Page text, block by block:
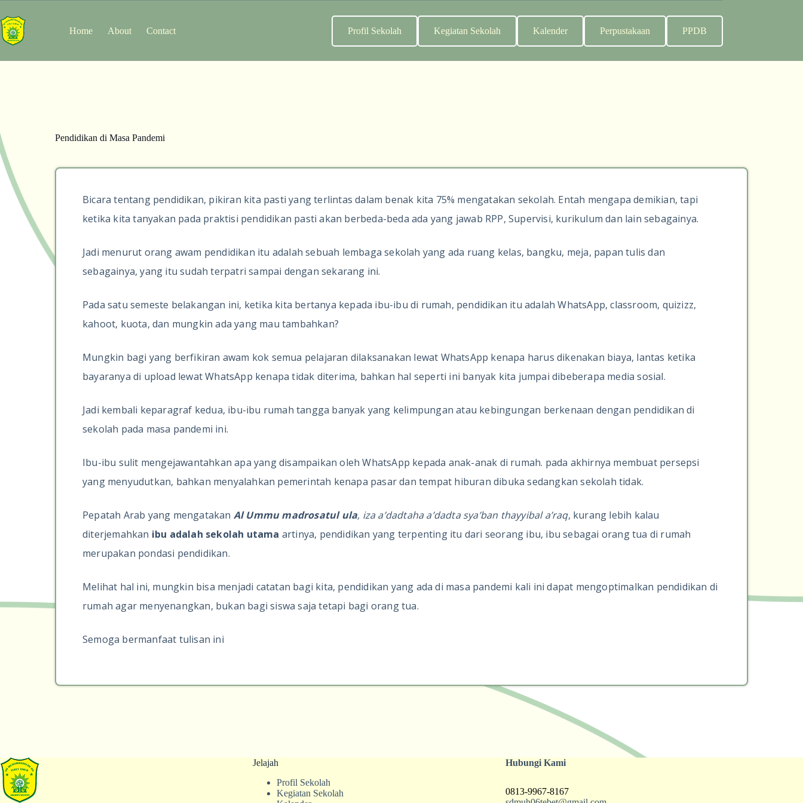
Home About Contact Profil Sekolah Kegiatan Sekolah Kalender Perpustakaan PPDB
Pendidikan di Masa Pandemi
Bicara tentang pendidikan, pikiran kita pasti yang terlintas dalam benak kita 75% mengatakan sekolah. Entah mengapa demikian, tapi
ketika kita tanyakan pada praktisi pendidikan pasti akan berbeda-beda ada yang jawab RPP, Supervisi, kurikulum dan lain sebagainya.
Jadi menurut orang awam pendidikan itu adalah sebuah lembaga sekolah yang ada ruang kelas, bangku, meja, papan tulis dan
sebagainya, yang itu sudah terpatri sampai dengan sekarang ini.
Pada satu semeste belakangan ini, ketika kita bertanya kepada ibu-ibu di rumah, pendidikan itu adalah WhatsApp, classroom, quizizz,
kahoot, kuota, dan mungkin ada yang mau tambahkan?
Mungkin bagi yang berfikiran awam kok semua pelajaran dilaksanakan lewat WhatsApp kenapa harus dikenakan biaya, lantas ketika
bayaranya di upload lewat WhatsApp kenapa tidak diterima, bahkan hal seperti ini banyak kita jumpai dibeberapa media sosial.
Jadi kembali keparagraf kedua, ibu-ibu rumah tangga banyak yang kelimpungan atau kebingungan berkenaan dengan pendidikan di
sekolah pada masa pandemi ini.
Ibu-ibu sulit mengejawantahkan apa yang disampaikan oleh WhatsApp kepada anak-anak di rumah. pada akhirnya membuat persepsi
yang menyudutkan, bahkan menyalahkan pemerintah kenapa pasar dan tempat hiburan dibuka sedangkan sekolah tidak.
Pepatah Arab yang mengatakan Al Ummu madrosatul ula, iza a’dadtaha a’dadta sya’ban thayyibal a’raq, kurang lebih kalau
diterjemahkan ibu adalah sekolah utama artinya, pendidikan yang terpenting itu dari seorang ibu, ibu sebagai orang tua di rumah
merupakan pondasi pendidikan.
Melihat hal ini, mungkin bisa menjadi catatan bagi kita, pendidikan yang ada di masa pandemi kali ini dapat mengoptimalkan pendidikan di
rumah agar menyenangkan, bukan bagi siswa saja tetapi bagi orang tua.
Semoga bermanfaat tulisan ini
Jelajah
Profil Sekolah
Kegiatan Sekolah
Hubungi Kami
0813-9967-8167